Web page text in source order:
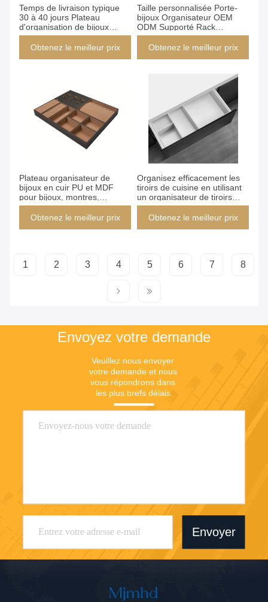
Temps de livraison typique
30 à 40 jours Plateau
d'organisation de bijoux
Matériaux primaires MDF
Couleur extérieure foncée
Obtenez le meilleur prix
Taille personnalisée Porte-
bijoux Organisateur OEM
ODM Supporté Rack
d'affichage multi-couches
pour le stockage et la
Obtenez le meilleur prix
Plateau organisateur de
bijoux en cuir PU et MDF
pour bijoux, montres,
accessoires, rangement avec
plusieurs compartiments
Obtenez le meilleur prix
Organisez efficacement les
tiroirs de cuisine en utilisant
un organisateur de tiroirs
bricolage Largeur PVC 6cm
9cm Compartements
Obtenez le meilleur prix
1 2 3 4 5 6 7 8
Envoyez votre demande
Veuillez nous envoyer
votre demande et nous
vous répondrons dans
les plus brefs délais.
Envoyer